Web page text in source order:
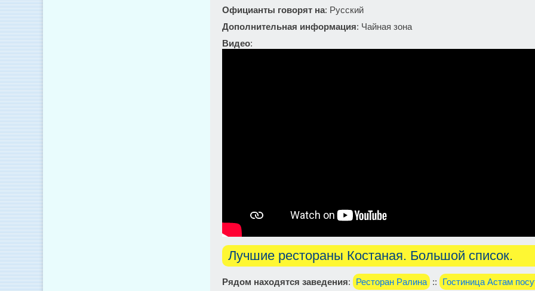
Официанты говорят на: Русский
Дополнительная информация: Чайная зона
Видео:
Лучшие рестораны Костаная. Большой список.
Рядом находятся заведения: Ресторан Ралина :: Гостиница Астам